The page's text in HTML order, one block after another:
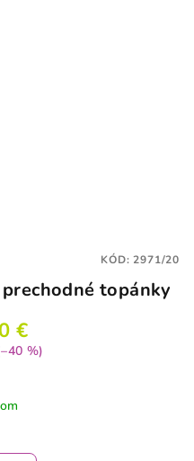
prechodné topánky
€
%)
KÓD:2971/20